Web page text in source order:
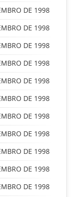
DE 1998
DE 1998
DE 1998
DE 1998
DE 1998
DE 1998
DE 1998
DE 1998
DE 1998
DE 1998
DE 1998